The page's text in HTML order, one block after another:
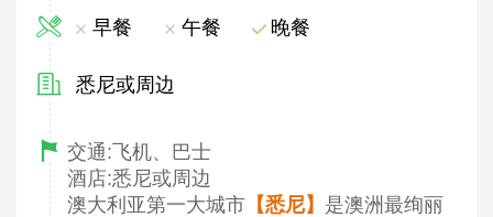
早餐 午餐 晚餐
悉尼或周边
交通:飞机、巴士
酒店:悉尼或周边
澳大利亚第一大城市 【悉尼】 是澳洲最绚丽